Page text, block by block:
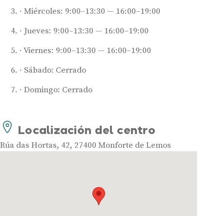
Miércoles: 9:00–13:30 — 16:00–19:00
Jueves: 9:00–13:30 — 16:00–19:00
Viernes: 9:00–13:30 — 16:00–19:00
Sábado: Cerrado
Domingo: Cerrado
Localización del centro
Rúa das Hortas, 42, 27400 Monforte de Lemos
Mejores marcas de audífonos
Tipos de audífonos para la sordera
Audífonos inteligentes
Audífonos recargables
Guía completa
Gafas Nuance Audio